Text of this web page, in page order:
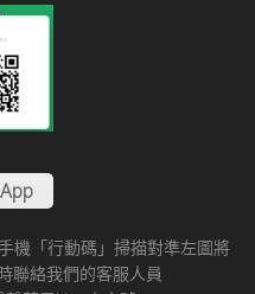
機「行動碼」掃描對準左圖將
聯絡我們的客服人員